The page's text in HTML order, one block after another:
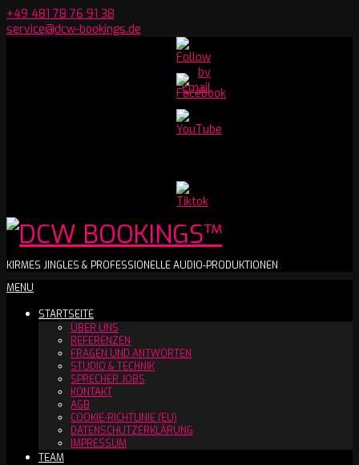
Skip
to
+49 481 78 76 91 38
service@dcw-bookings.de
Youtube
Channel
DCW
BOOKINGS™
KIRMES JINGLES & PROFESSIONELLE AUDIO-PRODUKTIONEN
Secondary
Menu
MENU
STARTSEITE
ÜBER UNS
REFERENZEN
FRAGEN UND ANTWORTEN
STUDIO & TECHNIK
SPRECHER JOBS
KONTAKT
AGB
COOKIE-RICHTLINIE (EU)
DATENSCHUTZERKLÄRUNG
IMPRESSUM
TEAM